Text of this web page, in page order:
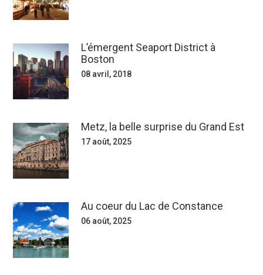
L’émergent Seaport District à
Boston
08 avril, 2018
Metz, la belle surprise du Grand Est
17 août, 2025
Au coeur du Lac de Constance
06 août, 2025